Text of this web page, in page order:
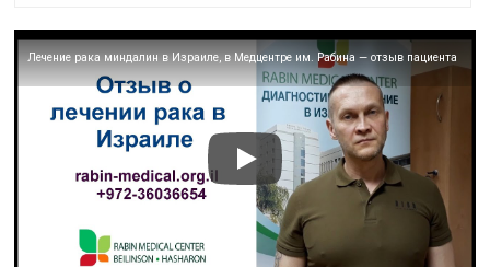
Лечение рака миндалин в Израиле, в Медцентре им. Рабина — отзыв пациента